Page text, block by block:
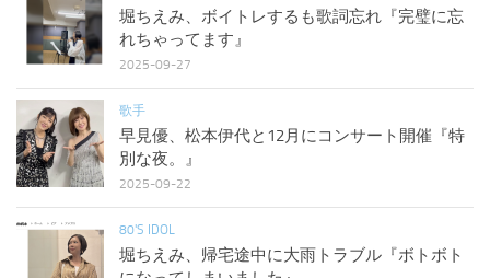
堀ちえみ、ボイトレするも歌詞忘れ『完璧に忘
れちゃってます』
2025-09-27
歌手
早見優、松本伊代と12月にコンサート開催『特
別な夜。』
2025-09-22
80'S IDOL
堀ちえみ、帰宅途中に大雨トラブル『ボトボト